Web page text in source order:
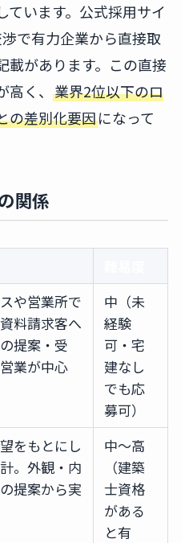
ています。公式採用サイ
で有力企業から直接取
載があります。この直接
く、 業界2位以下のロ
の差別化要因になって
関係
や営業所で
料請求客へ
提案・受
業が中心
中（未
経験
可・宅
建なし
でも応
募可）
をもとにし
。外観・内
提案から実
中〜高
（建築
士資格
がある
と有